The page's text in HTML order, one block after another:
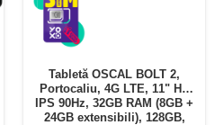
Tabletă OSCAL BOLT 2,
Portocaliu, 4G LTE, 11" HD
IPS 90Hz, 32GB RAM (8GB +
24GB extensibili), 128GB,